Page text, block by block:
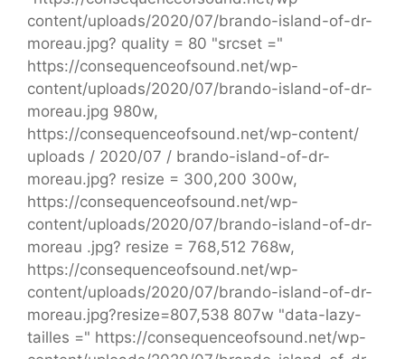
content/uploads/2020/07/brando-island-of-dr-
moreau.jpg? quality = 80 "srcset ="
https://consequenceofsound.net/wp-
content/uploads/2020/07/brando-island-of-dr-
moreau.jpg 980w,
https://consequenceofsound.net/wp-content/
uploads / 2020/07 / brando-island-of-dr-
moreau.jpg? resize = 300,200 300w,
https://consequenceofsound.net/wp-
content/uploads/2020/07/brando-island-of-dr-
moreau .jpg? resize = 768,512 768w,
https://consequenceofsound.net/wp-
content/uploads/2020/07/brando-island-of-dr-
moreau.jpg?resize=807,538 807w "data-lazy-
tailles =" https://consequenceofsound.net/wp-